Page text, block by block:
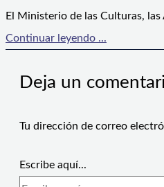
El Ministerio de las Culturas,
Continuar leyendo ...
Deja un
Tu dirección de correo
Escribe aquí...